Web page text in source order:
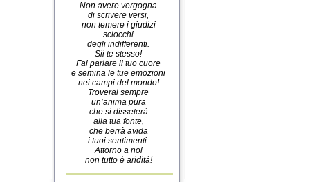
Non avere vergogna
di scrivere versi,
non temere i giudizi
sciocchi
degli indifferenti.
Sii te stesso!
Fai parlare il tuo cuore
e semina le tue emozioni
nei campi del mondo!
Troverai sempre
un’anima pura
che si disseterà
alla tua fonte,
che berrà avida
i tuoi sentimenti.
Attorno a noi
non tutto è aridità!